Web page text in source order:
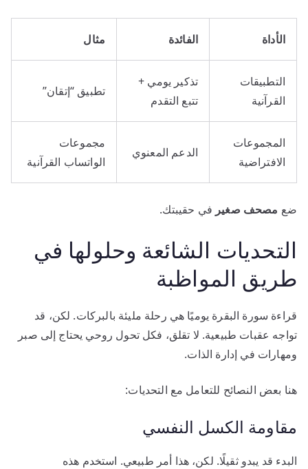
الأداة الفائدة مثال
التطبيقات
القرآنية
تذكير يومي +
تتبع التقدم
تطبيق “إتقان”
المجموعات
الافتراضية
الدعم المعنوي
مجموعات
الواتساب القرآنية
ضع مصحف صغير في حقيبتك.
التحديات الشائعة وحلولها في
طريق المواظبة
قراءة سورة البقرة يوميًا هي رحلة مليئة بالبركات. لكن، قد
تواجه عقبات طبيعية. لا تقلق، فكل تحول روحي يحتاج إلى صبر
ومهارات في إدارة الذات.
هنا بعض النصائح للتعامل مع التحديات:
مقاومة الكسل النفسي
البدء قد يبدو ثقيلًا. لكن، هذا أمر طبيعي. استخدم هذه